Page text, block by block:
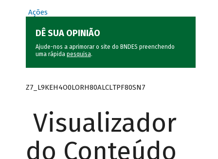
Ações
DÊ SUA OPINIÃO
Ajude-nos a aprimorar o site do BNDES preenchendo
uma rápida pesquisa.
Z7_L9KEH4O0LORH80ALCLTPF80SN7
Visualizador
do Conteúdo